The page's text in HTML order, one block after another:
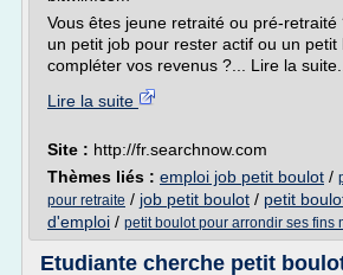
Vous êtes jeune retraité ou pré-retraité
un petit job pour rester actif ou un petit
compléter vos revenus ?... Lire la suite...
Lire la suite
Site : http://fr.searchnow.com
Thèmes liés : emploi job petit boulot /
pour retraite / job petit boulot / petit
d'emploi / petit boulot pour arrondir ses fins
Etudiante cherche petit